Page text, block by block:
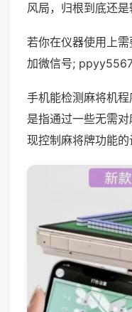
风局，归根到底还是
若你在仪器使用上
加微信号;
手机能检测麻将机
是指通过一些无需
现控制麻将牌功能的